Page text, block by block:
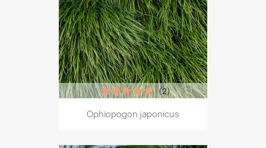
Ophiopogon japonicus
(2)